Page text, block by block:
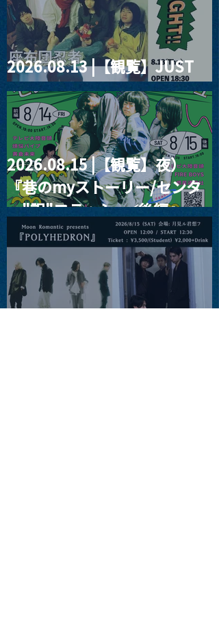
2026.08.13 |【観覧】JUST
RIGHT!! vol.26
2026.08.15 |【観覧】夜）
『巷のmyストーリー/センタ
ー"訳"フラッシュ⚡️後編』